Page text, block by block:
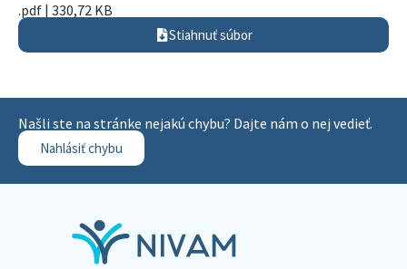
.pdf | 330,72 KB
Stiahnuť súbor
Našli ste na stránke nejakú chybu? Dajte nám o nej vedieť.
Nahlásiť chybu